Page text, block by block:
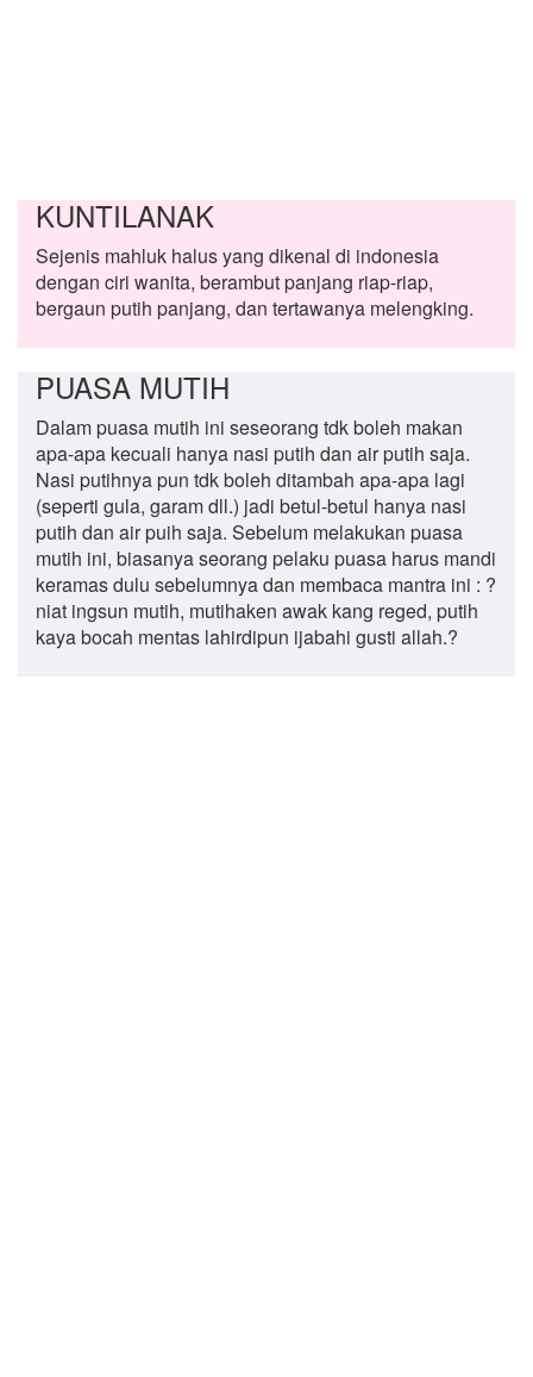
KUNTILANAK
Sejenis mahluk halus yang dikenal di indonesia
dengan ciri wanita, berambut panjang riap-riap,
bergaun putih panjang, dan tertawanya melengking.
PUASA MUTIH
Dalam puasa mutih ini seseorang tdk boleh makan
apa-apa kecuali hanya nasi putih dan air putih saja.
Nasi putihnya pun tdk boleh ditambah apa-apa lagi
(seperti gula, garam dll.) jadi betul-betul hanya nasi
putih dan air puih saja. Sebelum melakukan puasa
mutih ini, biasanya seorang pelaku puasa harus mandi
keramas dulu sebelumnya dan membaca mantra ini : ?
niat ingsun mutih, mutihaken awak kang reged, putih
kaya bocah mentas lahirdipun ijabahi gusti allah.?